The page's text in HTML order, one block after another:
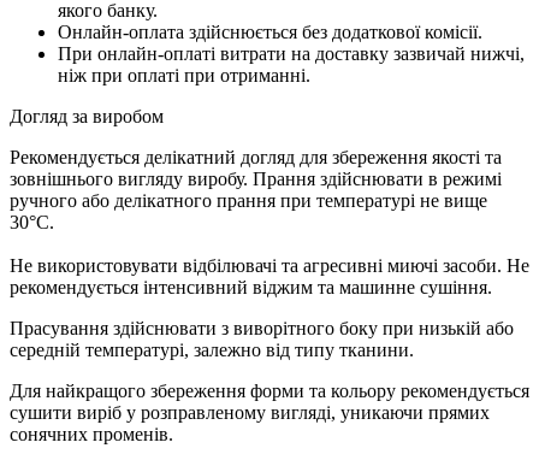
якого банку.
Онлайн-оплата здійснюється без додаткової комісії.
При онлайн-оплаті витрати на доставку зазвичай нижчі,
ніж при оплаті при отриманні.
Догляд за виробом
Рекомендується делікатний догляд для збереження якості та
зовнішнього вигляду виробу. Прання здійснювати в режимі
ручного або делікатного прання при температурі не вище
30°C.
Не використовувати відбілювачі та агресивні миючі засоби. Не
рекомендується інтенсивний віджим та машинне сушіння.
Прасування здійснювати з виворітного боку при низькій або
середній температурі, залежно від типу тканини.
Для найкращого збереження форми та кольору рекомендується
сушити виріб у розправленому вигляді, уникаючи прямих
сонячних променів.